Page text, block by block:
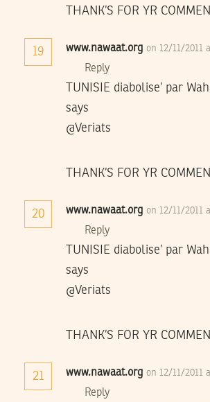
THANK’S FOR YR
19 www.nawaat.org on 12/11/2011
Reply
TUNISIE diabolise’ par
says
@Veriats
THANK’S FOR YR
20 www.nawaat.org on 12/11/2011
Reply
TUNISIE diabolise’ par
says
@Veriats
THANK’S FOR YR
21 www.nawaat.org on 12/11/2011
Reply